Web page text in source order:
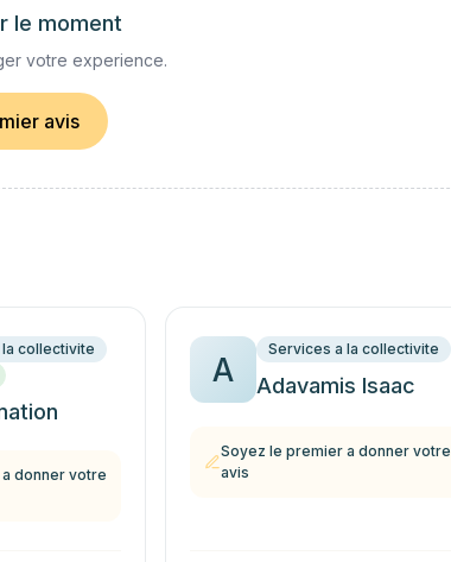
le moment
votre experience.
avis
collectivite
donner votre
A
Services a la collectivite
Adavamis Isaac
Soyez le premier a donner votre
avis